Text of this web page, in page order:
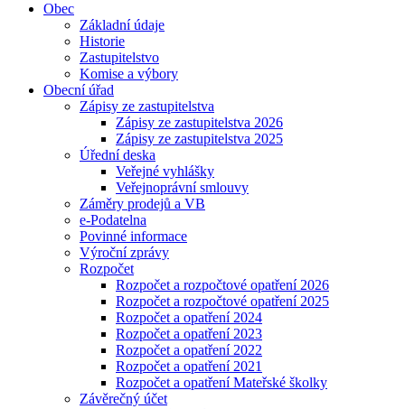
Obec
Základní údaje
Historie
Zastupitelstvo
Komise a výbory
Obecní úřad
Zápisy ze zastupitelstva
Zápisy ze zastupitelstva 2026
Zápisy ze zastupitelstva 2025
Úřední deska
Veřejné vyhlášky
Veřejnoprávní smlouvy
Záměry prodejů a VB
e-Podatelna
Povinné informace
Výroční zprávy
Rozpočet
Rozpočet a rozpočtové opatření 2026
Rozpočet a rozpočtové opatření 2025
Rozpočet a opatření 2024
Rozpočet a opatření 2023
Rozpočet a opatření 2022
Rozpočet a opatření 2021
Rozpočet a opatření Mateřské školky
Závěrečný účet